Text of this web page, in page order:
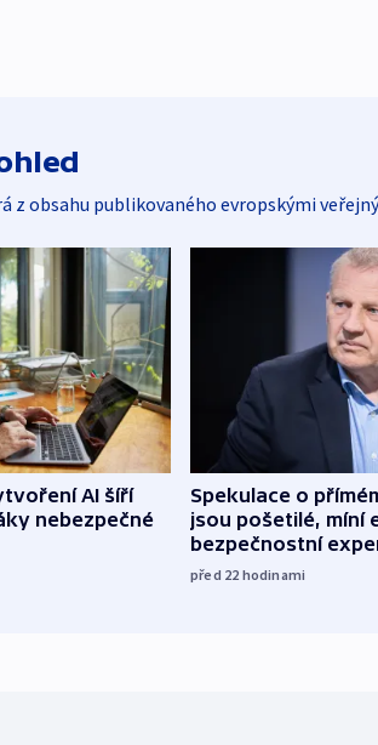
z obsahu publikovaného evropskými
AI šíří
nebezpečné
Spekulace o
jsou pošetilé, míní
bezpečnostní
před 22 hodinami